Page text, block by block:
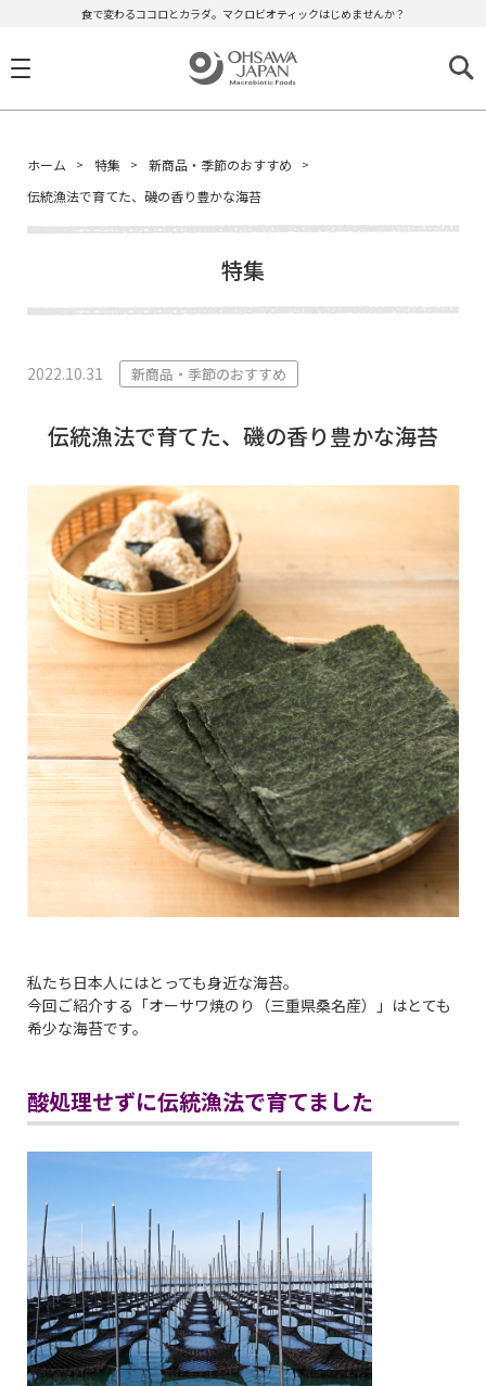
食で変わるココロとカラダ。マクロビオティックはじめませんか？
ホーム 特集
新商品・季節のおすすめ
伝統漁法で育てた、磯の香り豊かな海苔
特集
2022.10.31 新商品・季節のおすすめ
伝統漁法で育てた、磯の香り豊かな海苔
私たち日本人にはとっても身近な海苔。
今回ご紹介する「オーサワ焼のり（三重県桑名産）」はとても
希少な海苔です。
酸処理せずに伝統漁法で育てました